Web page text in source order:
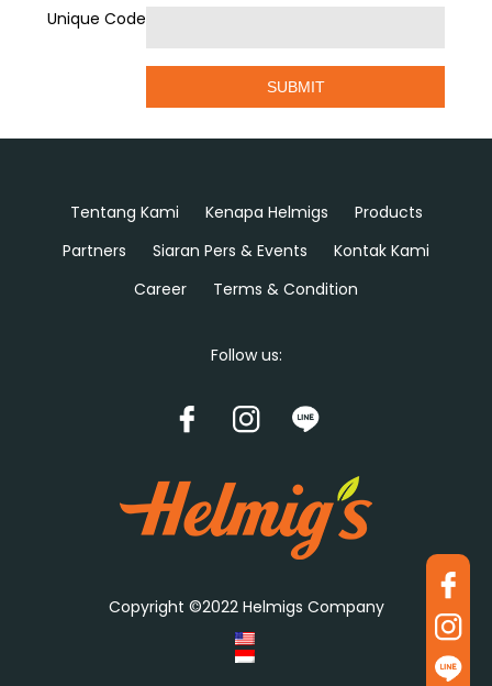
Unique Code
Tentang Kami Kenapa Helmigs
Products
Partners
Siaran Pers & Events
Kontak Kami
Career
Terms & Condition
Follow us:
Copyright ©2022 Helmigs Company